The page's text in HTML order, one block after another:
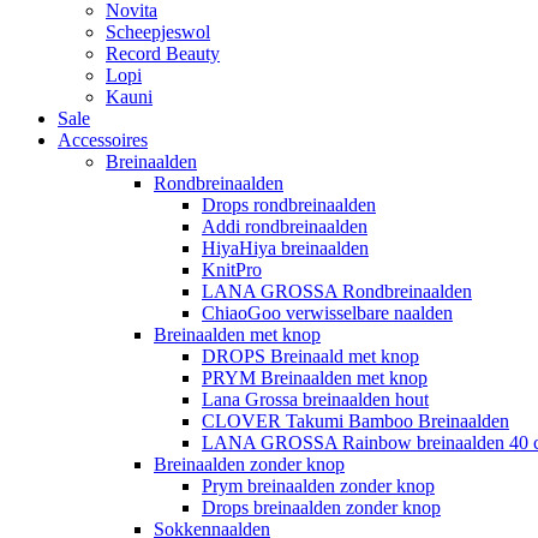
Novita
Scheepjeswol
Record Beauty
Lopi
Kauni
Sale
Accessoires
Breinaalden
Rondbreinaalden
Drops rondbreinaalden
Addi rondbreinaalden
HiyaHiya breinaalden
KnitPro
LANA GROSSA Rondbreinaalden
ChiaoGoo verwisselbare naalden
Breinaalden met knop
DROPS Breinaald met knop
PRYM Breinaalden met knop
Lana Grossa breinaalden hout
CLOVER Takumi Bamboo Breinaalden
LANA GROSSA Rainbow breinaalden 40
Breinaalden zonder knop
Prym breinaalden zonder knop
Drops breinaalden zonder knop
Sokkennaalden